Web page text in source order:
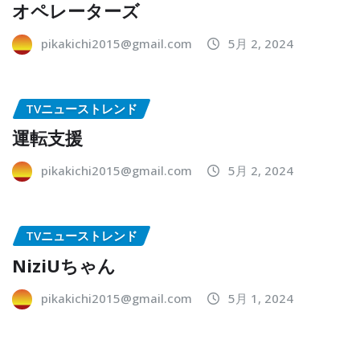
オペレーターズ
pikakichi2015@gmail.com 5月 2, 2024
TVニューストレンド
運転支援
pikakichi2015@gmail.com 5月 2, 2024
TVニューストレンド
NiziUちゃん
pikakichi2015@gmail.com 5月 1, 2024